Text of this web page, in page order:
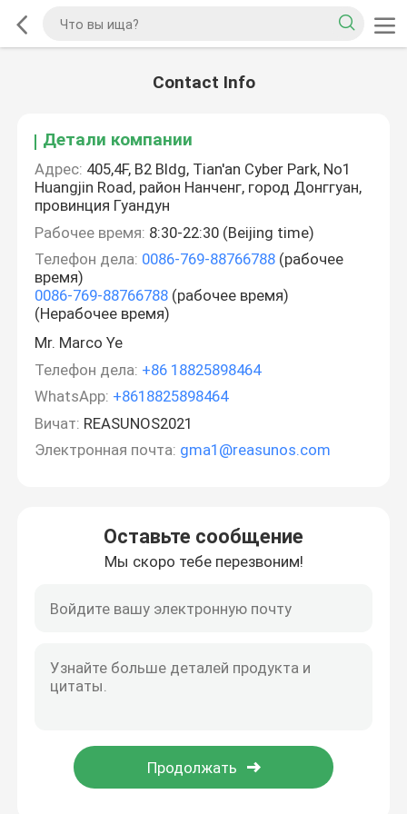
Contact Info
Детали компании
Адрес: 405,4F, B2 Bldg, Tian'an Cyber Park, No1
Huangjin Road, район Нанченг, город Донггуан,
провинция Гуандун
Рабочее время: 8:30-22:30 (Beijing time)
Телефон дела: 0086-769-88766788 (рабочее
время)
0086-769-88766788 (рабочее время)
(Нерабочее время)
Mr. Marco Ye
Телефон дела: +86 18825898464
WhatsApp: +8618825898464
Вичат: REASUNOS2021
Электронная почта: gma1@reasunos.com
Оставьте сообщение
Мы скоро тебе перезвоним!